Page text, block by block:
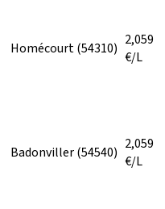
Homécourt(54310) 2,059
€/L
Badonviller(54540) 2,059
€/L